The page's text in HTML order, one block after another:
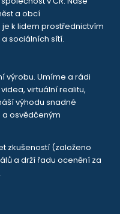
a obcí
k lidem prostřednictvím
sociálních sítí.
výrobu. Umíme a rádi
virtuální realitu,
výhodu snadné
osvědčeným
zkušeností (založeno
a drží řadu ocenění za